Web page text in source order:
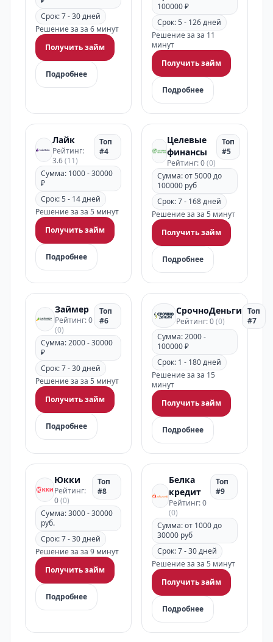
Срок: 7 - 30 дней
Решение за за 6 минут
Получить займ
Подробнее
100000 ₽
Срок: 5 - 126 дней
Решение за за 11
минут
Получить займ
Подробнее
Лайк
Рейтинг:
3.6(11)
Топ
#4
Сумма: 1000 - 30000
₽
Срок: 5 - 14 дней
Решение за за 5 минут
Получить займ
Подробнее
Целевые
финансы
Рейтинг: 0(0)
Топ
#5
Сумма: от 5000 до
100000 руб
Срок: 7 - 168 дней
Решение за за 5 минут
Получить займ
Подробнее
Займер
Рейтинг: 0
(0)
Топ
#6
Сумма: 2000 - 30000
₽
Срок: 7 - 30 дней
Решение за за 5 минут
Получить займ
Подробнее
СрочноДеньги
Рейтинг: 0(0)
Топ
#7
Сумма: 2000 -
100000 ₽
Срок: 1 - 180 дней
Решение за за 15
минут
Получить займ
Подробнее
Юкки
Рейтинг:
0(0)
Топ
#8
Сумма: 3000 - 30000
руб.
Срок: 7 - 30 дней
Решение за за 9 минут
Получить займ
Подробнее
Белка
кредит
Рейтинг: 0
(0)
Топ
#9
Сумма: от 1000 до
30000 руб
Срок: 7 - 30 дней
Решение за за 5 минут
Получить займ
Подробнее